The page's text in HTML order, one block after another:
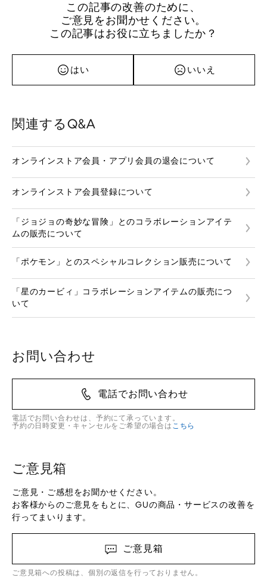
この記事の改善のために、
ご意見をお聞かせください。
この記事はお役に立ちましたか？
はい いいえ
関連するQ&A
オンラインストア会員・アプリ会員の退会について
オンラインストア会員登録について
「ジョジョの奇妙な冒険」とのコラボレーションアイテ
ムの販売について
「ポケモン」とのスペシャルコレクション販売について
「星のカービィ」コラボレーションアイテムの販売につ
いて
お問い合わせ
電話でお問い合わせ
電話でお問い合わせは、予約にて承っています。
予約の日時変更・キャンセルをご希望の場合は こちら
ご意見箱
ご意見・ご感想をお聞かせください。
お客様からのご意見をもとに、GUの商品・サービスの改善を
行ってまいります。
ご意見箱
ご意見箱への投稿は、個別の返信を行っておりません。